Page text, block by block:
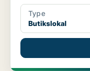
Type
Butikslokal